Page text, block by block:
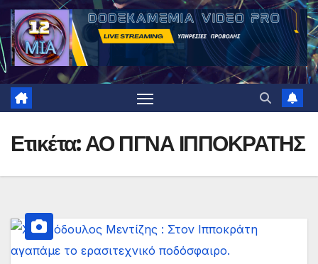
Ετικέτα:ΑΟ ΠΓΝΑ ΙΠΠΟΚΡΑΤΗΣ